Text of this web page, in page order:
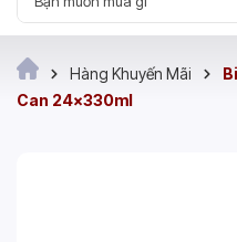
Hàng Khuyến Mãi
Can 24x330ml